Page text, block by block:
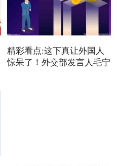
精彩看点:这下真让外国人
惊呆了！外交部发言人毛宁